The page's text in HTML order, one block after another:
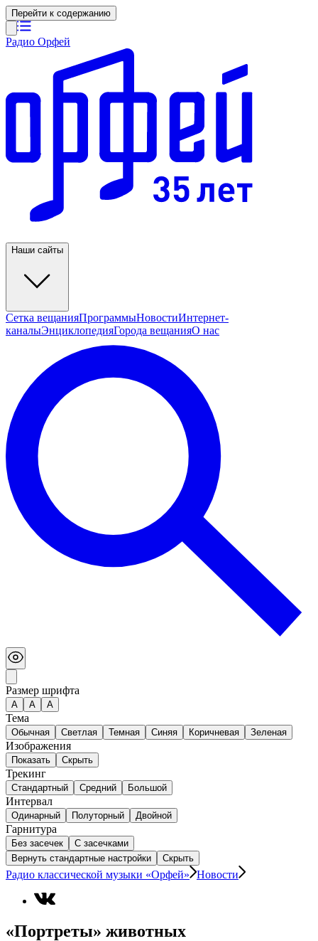
Перейти к содержанию
Радио Орфей
Наши сайты
Сетка вещанияПрограммыНовостиИнтернет-
каналыЭнциклопедияГорода вещанияО нас
Размер шрифта
А A A
Тема
Обычная Светлая Темная Синяя Коричневая Зеленая
Изображения
Показать Скрыть
Трекинг
Стандартный Средний Большой
Интервал
Одинарный Полуторный Двойной
Гарнитура
Без засечек
С засечками
Вернуть стандартные настройки
Скрыть
Радио классической музыки «Орфей» Новости
«Портреты» животных